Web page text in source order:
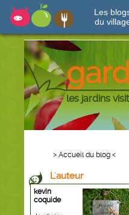
Les
du
les jardins
> Accueil du blog <
L'auteur
kevin
coquide